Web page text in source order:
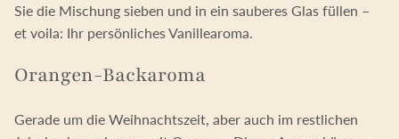
Sie die Mischung sieben und in ein sauberes Glas füllen –
et voila: Ihr persönliches Vanillearoma.
Orangen-Backaroma
Gerade um die Weihnachtszeit, aber auch im restlichen